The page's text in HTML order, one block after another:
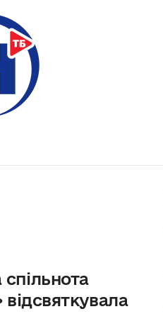
відсвяткувала